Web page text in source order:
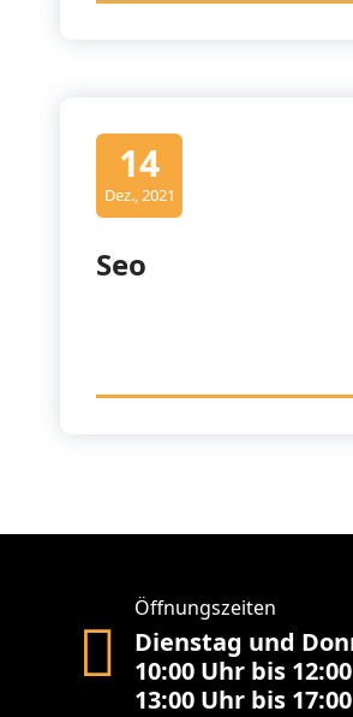
14
Dez., 2021
Seo
Öffnungszeiten
Dienstag und
10:00 Uhr bis
13:00 Uhr bis